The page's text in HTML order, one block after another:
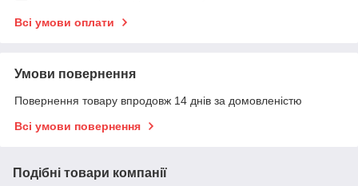
Всі умови оплати
Умови повернення
Повернення товару впродовж 14 днів за домовленістю
Всі умови повернення
Подібні товари компанії